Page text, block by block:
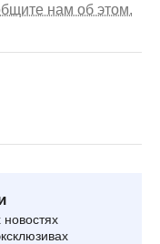
нам об этом.